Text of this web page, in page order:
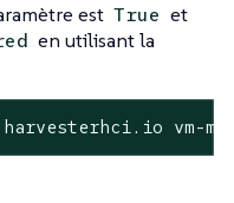
est True et
en utilisant la
vm-